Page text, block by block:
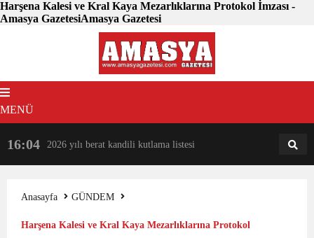
Harşena Kalesi ve Kral Kaya Mezarlıklarına Protokol İmzası -
Amasya GazetesiAmasya Gazetesi
MENÜ
16:04 2026 yılı berat kandili kutlama listesi 18:31
Anasayfa
GÜNDEM
Harşena Kalesi ve Kral Kaya Mezarlıklarına Protokol